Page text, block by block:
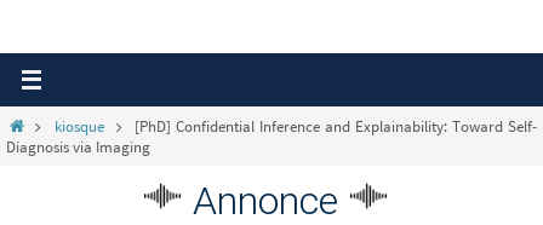
Homekiosque
[PhD] Confidential Inference and Explainability: Toward Self-
Diagnosis via Imaging
Annonce